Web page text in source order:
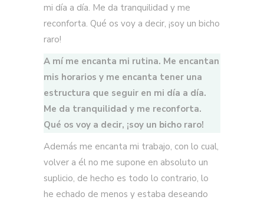
mi día a día. Me da tranquilidad y me
reconforta. Qué os voy a decir, ¡soy un bicho
raro!
A mí me encanta mi rutina. Me encantan
mis horarios y me encanta tener una
estructura que seguir en mi día a día.
Me da tranquilidad y me reconforta.
Qué os voy a decir, ¡soy un bicho raro!
Además me encanta mi trabajo, con lo cual,
volver a él no me supone en absoluto un
suplicio, de hecho es todo lo contrario, lo
he echado de menos y estaba deseando